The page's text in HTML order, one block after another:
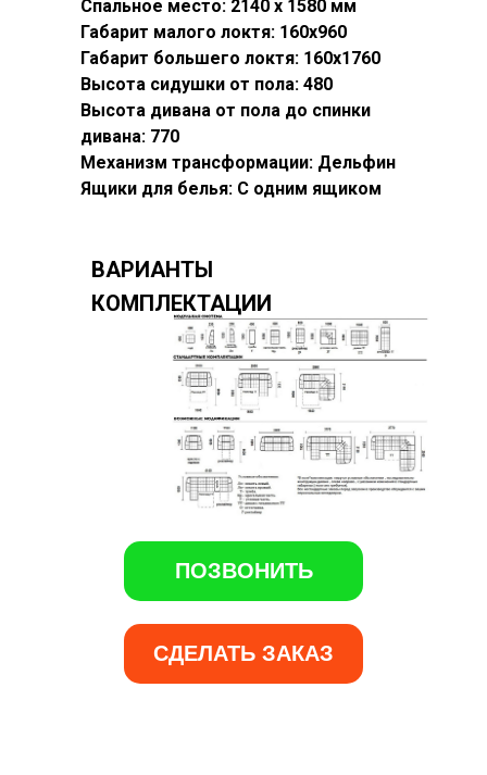
Спальное место: 2140 х 1580 мм
Габарит малого локтя: 160х960
Габарит большего локтя: 160х1760
Высота сидушки от пола: 480
Высота дивана от пола до спинки
дивана: 770
Механизм трансформации: Дельфин
Ящики для белья: С одним ящиком
ПОЗВОНИТЬ
СДЕЛАТЬ ЗАКАЗ
ВАРИАНТЫ
КОМПЛЕКТАЦИИ